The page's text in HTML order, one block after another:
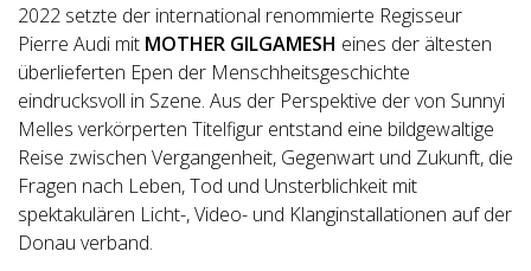
2022 setzte der international renommierte Regisseur
Pierre Audi mit MOTHER GILGAMESH eines der ältesten
überlieferten Epen der Menschheitsgeschichte
eindrucksvoll in Szene. Aus der Perspektive der von Sunnyi
Melles verkörperten Titelfigur entstand eine bildgewaltige
Reise zwischen Vergangenheit, Gegenwart und Zukunft, die
Fragen nach Leben, Tod und Unsterblichkeit mit
spektakulären Licht-, Video- und Klanginstallationen auf der
Donau verband.